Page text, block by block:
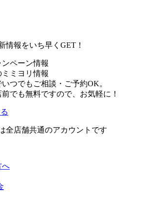
情報をいち早くGET！
ペーン情報
ミヨリ情報
つでもご相談・ご予約OK。
でも無料ですので、お気軽に！
全店舗共通のアカウントです
へ